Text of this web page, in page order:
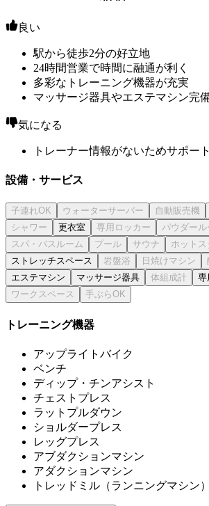
良い
駅から徒歩2分の好立地
24時間営業で時間に融通が利く
多彩なトレーニング機器が充実
マッサージ器具やエステマシン完
気になる
トレーナー情報がないためサポー
設備・サービス
更衣室
ストレッチスペース
エステマシン
マッサージ器具 専
トレーニング機器
アップライトバイク
ベンチ
ディップ・チンアシスト
チェストプレス
ラットプルダウン
ショルダープレス
レッグプレス
アブダクションマシン
アダクションマシン
トレッドミル（ランニングマシン）